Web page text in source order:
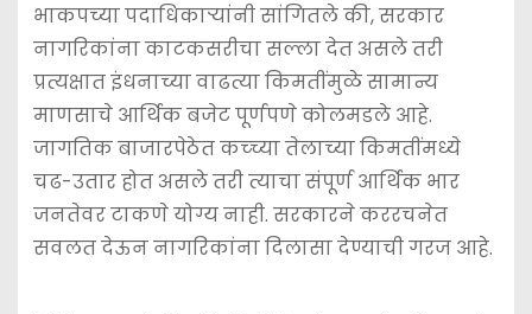
भाकपच्या पदाधिकाऱ्यांनी सांगितले की, सरकार
नागरिकांना काटकसरीचा सल्ला देत असले तरी
प्रत्यक्षात इंधनाच्या वाढत्या किमतींमुळे सामान्य
माणसाचे आर्थिक बजेट पूर्णपणे कोलमडले आहे.
जागतिक बाजारपेठेत कच्च्या तेलाच्या किमतींमध्ये
चढ-उतार होत असले तरी त्याचा संपूर्ण आर्थिक भार
जनतेवर टाकणे योग्य नाही. सरकारने कररचनेत
सवलत देऊन नागरिकांना दिलासा देण्याची गरज आहे.